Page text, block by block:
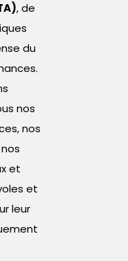
, de
du
nos
nos
et
et
leur